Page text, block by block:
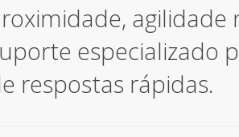
especializado
respostas rápidas.